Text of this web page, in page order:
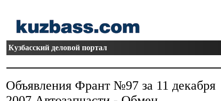
Кузбасский деловой портал
Объявления Франт №97 за 11 декабря